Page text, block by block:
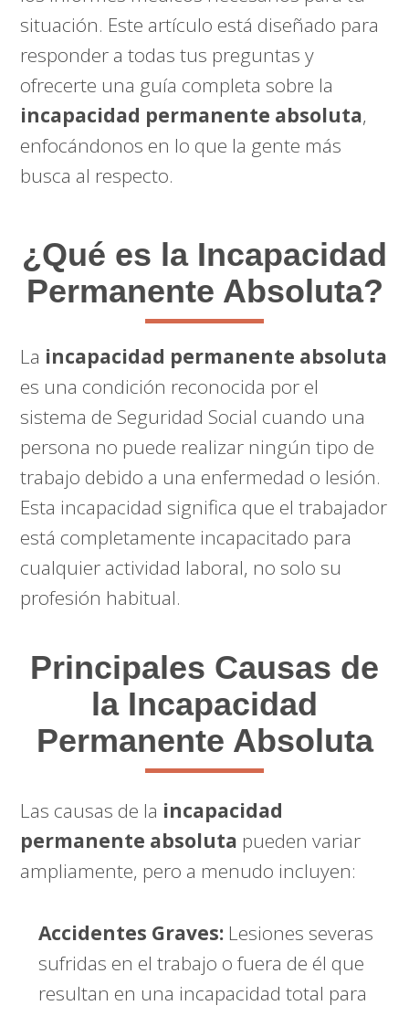
situación. Este artículo está diseñado para
responder a todas tus preguntas y
ofrecerte una guía completa sobre la
incapacidad permanente absoluta,
enfocándonos en lo que la gente más
busca al respecto.
¿Qué es la Incapacidad
Permanente Absoluta?
La incapacidad permanente absoluta
es una condición reconocida por el
sistema de Seguridad Social cuando una
persona no puede realizar ningún tipo de
trabajo debido a una enfermedad o lesión.
Esta incapacidad significa que el trabajador
está completamente incapacitado para
cualquier actividad laboral, no solo su
profesión habitual.
Principales Causas de
la Incapacidad
Permanente Absoluta
Las causas de la incapacidad
permanente absoluta pueden variar
ampliamente, pero a menudo incluyen:
Accidentes Graves: Lesiones severas
sufridas en el trabajo o fuera de él que
resultan en una incapacidad total para